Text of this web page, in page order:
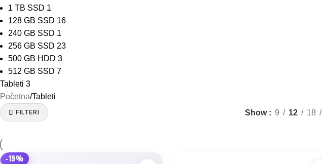
1 TB SSD 1
128 GB SSD 16
240 GB SSD 1
256 GB SSD 23
500 GB HDD 3
512 GB SSD 7
Tableti 3
Početna Tableti
FILTERI Show 9 12 18
-19%